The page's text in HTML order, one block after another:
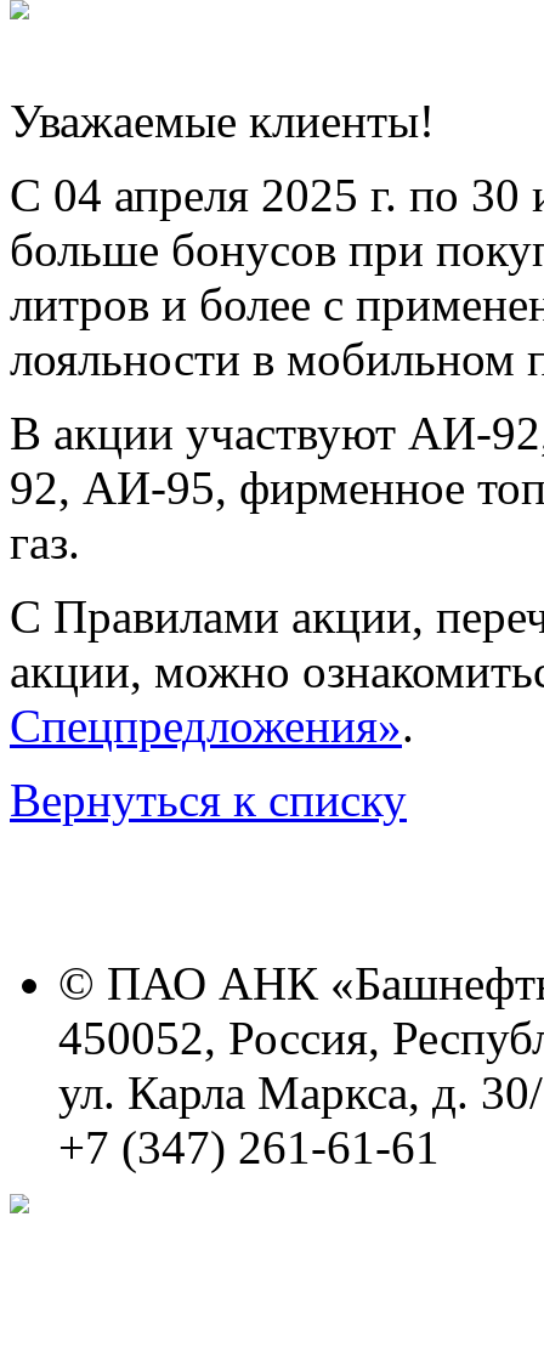
Уважаемые клиенты!
С 04 апреля 2025 г. по 30
больше бонусов при
литров и более с
лояльности в мобильном
В акции участвуют АИ-
92, АИ-95, фирменное
газ.
С Правилами акции,
акции, можно
Спецпредложения».
Вернуться к списку
© ПАО АНК
450052, Россия,
ул. Карла Маркса, д.
+7 (347) 261-61-61